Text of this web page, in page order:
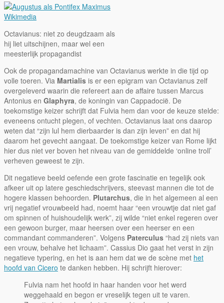
Wikimedia
Octavianus: niet zo deugdzaam als
hij liet uitschijnen, maar wel een
meesterlijk propagandist
Ook de propagandamachine van Octavianus werkte in die tijd op
volle toeren. Via Martialis is er een epigram van Octavianus zelf
overgeleverd waarin die refereert aan de affaire tussen Marcus
Antonius en Glaphyra, de koningin van Cappadocië. De
toekomstige keizer schrijft dat Fulvia hem dan voor de keuze stelde:
eveneens ontucht plegen, of vechten. Octavianus laat ons daarop
weten dat “zijn lul hem dierbaarder is dan zijn leven” en dat hij
daarom het gevecht aangaat. De toekomstige keizer van Rome lijkt
hier dus niet ver boven het niveau van de gemiddelde ‘online troll’
verheven geweest te zijn.
Dit negatieve beeld oefende een grote fascinatie en tegelijk ook
afkeer uit op latere geschiedschrijvers, steevast mannen die tot de
hogere klassen behoorden. Plutarchus, die in het algemeen al een
vrij negatief vrouwbeeld had, noemt haar “een vrouwtje dat niet gaf
om spinnen of huishoudelijk werk”, zij wilde “niet enkel regeren over
een gewoon burger, maar heersen over een heerser en een
commandant commanderen”. Volgens Paterculus “had zij niets van
een vrouw, behalve het lichaam”. Cassius Dio gaat het verst in zijn
negatieve typering, en het is aan hem dat we de scène met het
hoofd van Cicero te danken hebben. Hij schrijft hierover:
Fulvia nam het hoofd in haar handen voor het werd
weggehaald en begon er vreselijk tegen uit te varen.